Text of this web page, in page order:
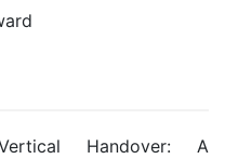
Handover: A